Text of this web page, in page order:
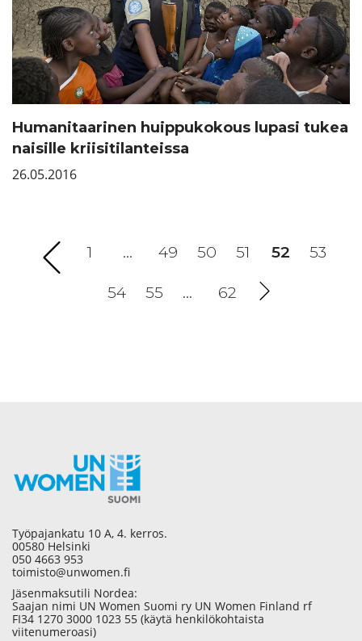
Humanitaarinen huippukokous lupasi tukea
naisille kriisitilanteissa
26.05.2016
1 … 49 50 51 52 (current)
53
54 55 … 62
Työpajankatu 10 A, 4. kerros.
00580 Helsinki
050 4663 953
toimisto@unwomen.fi
Jäsenmaksutili Nordea:
Saajan nimi UN Women Suomi ry UN Women Finland rf
FI34 1270 3000 1023 55 (käytä henkilökohtaista
viitenumeroasi)